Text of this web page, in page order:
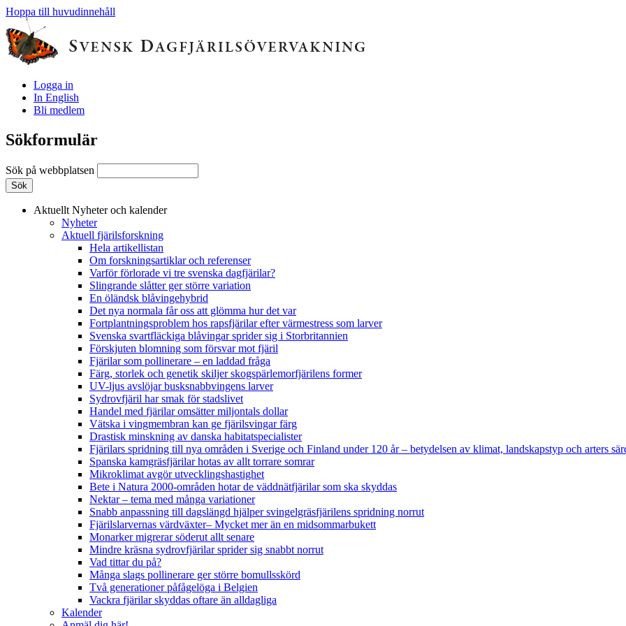
Hoppa till huvudinnehåll
Logga in
In English
Bli medlem
Sökformulär
Sök på webbplatsen
Aktuellt Nyheter och kalender
Nyheter
Aktuell fjärilsforskning
Hela artikellistan
Om forskningsartiklar och referenser
Varför förlorade vi tre svenska dagfjärilar?
Slingrande slåtter ger större variation
En öländsk blåvingehybrid
Det nya normala får oss att glömma hur det var
Fortplantningsproblem hos rapsfjärilar efter värmestress som larver
Svenska svartfläckiga blåvingar sprider sig i Storbritannien
Förskjuten blomning som försvar mot fjäril
Fjärilar som pollinerare – en laddad fråga
Färg, storlek och genetik skiljer skogspärlemorfjärilens former
UV-ljus avslöjar busksnabbvingens larver
Sydrovfjäril har smak för stadslivet
Handel med fjärilar omsätter miljontals dollar
Vätska i vingmembran kan ge fjärilsvingar färg
Drastisk minskning av danska habitatspecialister
Fjärilars spridning till nya områden i Sverige och Finland under 120 år– betydelsen av klimat, landskapstyp och arters
Spanska kamgräsfjärilar hotas av allt torrare somrar
Mikroklimat avgör utvecklingshastighet
Bete i Natura 2000-områden hotar de väddnätfjärilar som ska skyddas
Nektar – tema med många variationer
Snabb anpassning till dagslängd hjälper svingelgräsfjärilens spridning norrut
Fjärilslarvernas värdväxter– Mycket mer än en midsommarbukett
Monarker migrerar söderut allt senare
Mindre kräsna sydrovfjärilar sprider sig snabbt norrut
Vad tittar du på?
Många slags pollinerare ger större bomullsskörd
Två generationer påfågelöga i Belgien
Vackra fjärilar skyddas oftare än alldagliga
Kalender